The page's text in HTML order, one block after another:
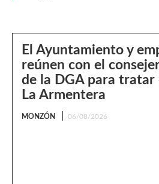
El Ayuntamiento y
reúnen con el
de la DGA para tratar
La Armentera
MONZÓN 06/08/2026